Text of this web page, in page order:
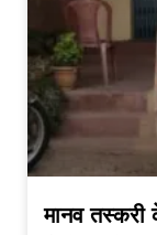
मानव तस्करी